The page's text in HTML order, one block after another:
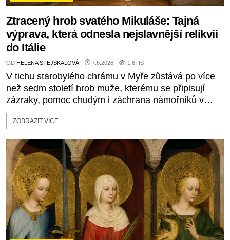
Ztracený hrob svatého Mikuláše: Tajná
výprava, která odnesla nejslavnější relikvii
do Itálie
OD HELENA STEJSKALOVÁ 7.8.2026 1.6TIS
V tichu starobylého chrámu v Myře zůstává po více
než sedm století hrob muže, kterému se připisují
zázraky, pomoc chudým i záchrana námořníků v
bouřích. Pak ale přichází rok 1087 a klidné místo se
mění v dějiště podivné noční výpravy. Skupina
odváží jeho ostatky přes moře do Bari. Je to zbožná
záchrana před nebezpečím, nebo promyšlená
krádež,
ZOBRAZIT VÍCE